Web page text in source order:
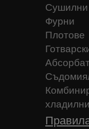
Сушилни
Фурни
Плотове